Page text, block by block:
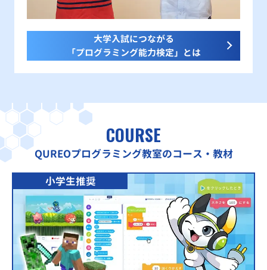
大学入試につながる
「プログラミング能力検定」とは
COURSE
QUREOプログラミング教室のコース・教材
小学生推奨